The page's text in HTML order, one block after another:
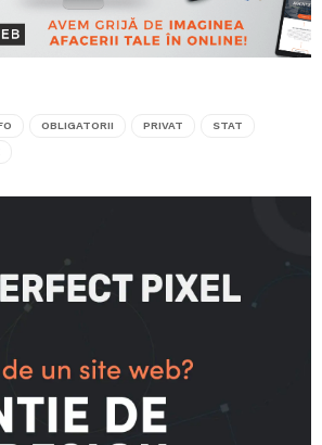
OBLIGATORII PRIVAT STAT